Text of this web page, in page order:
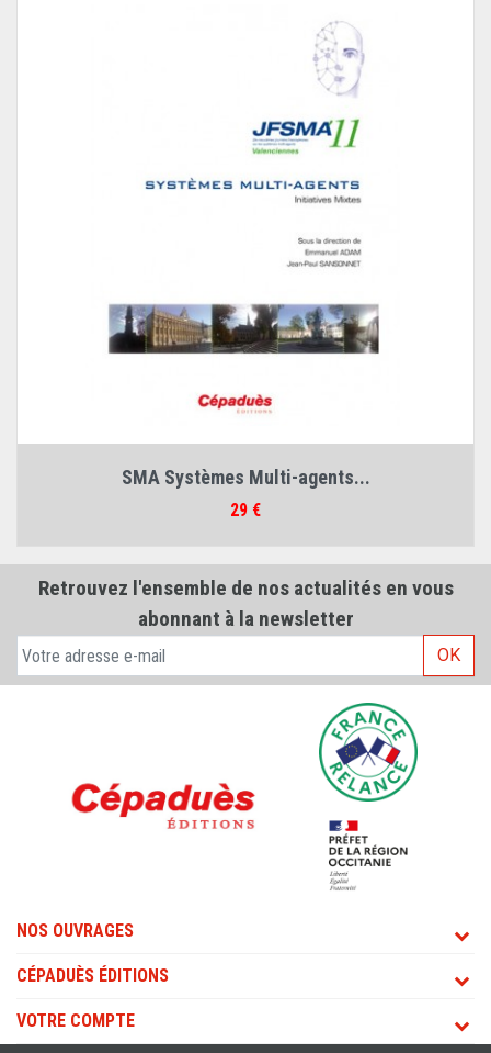
SMA Systèmes Multi-agents...
Prix
29 €
Retrouvez l'ensemble de nos actualités en vous
abonnant à la newsletter
OK
NOS OUVRAGES
CÉPADUÈS ÉDITIONS
VOTRE COMPTE